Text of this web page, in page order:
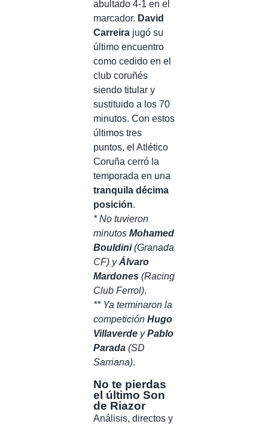
abultado 4-1 en el
marcador. David
Carreira jugó su
último encuentro
como cedido en el
club coruñés
siendo titular y
sustituido a los 70
minutos. Con estos
últimos tres
puntos, el Atlético
Coruña cerró la
temporada en una
tranquila décima
posición.
* No tuvieron
minutos Mohamed
Bouldini(Granada
CF) yÁlvaro
Mardones (Racing
Club Ferrol).
** Ya terminaron la
competición Hugo
Villaverde yPablo
Parada (SD
Sarriana).
No te pierdas
el último Son
de Riazor
Análisis, directos y